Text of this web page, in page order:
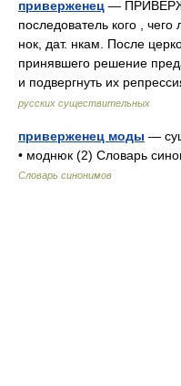
приверженец —
последователь кого ,
нок, дат. нкам. После
принявшего решение
и подвергнуть их
русских существительных
приверженец моды —
• моднюк (2) Словарь
Словарь синонимов